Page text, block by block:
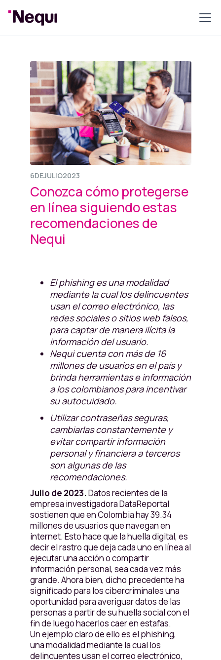
6DEJULIO2023
Conozca cómo protegerse
en línea siguiendo estas
recomendaciones de
Nequi
El phishing es una modalidad
mediante la cual los delincuentes
usan el correo electrónico, las
redes sociales o sitios web falsos,
para captar de manera ilícita la
información del usuario.
Nequi cuenta con más de 16
millones de usuarios en el país y
brinda herramientas e información
a los colombianos para incentivar
su autocuidado.
Utilizar contraseñas seguras,
cambiarlas constantemente y
evitar compartir información
personal y financiera a terceros
son algunas de las
recomendaciones.
Julio de 2023.Datos recientes de la
empresa investigadora DataReportal
sostienen que en Colombia hay 39.34
millones de usuarios que navegan en
internet. Esto hace que la huella digital, es
decir el rastro que deja cada uno en línea al
ejecutar una acción o compartir
información personal, sea cada vez más
grande. Ahora bien, dicho precedente ha
significado para los cibercriminales una
oportunidad para averiguar datos de las
personas a partir de su huella social con el
fin de luego hacerlos caer en estafas.
Un ejemplo claro de ello es el phishing,
una modalidad mediante la cual los
delincuentes usan el correo electrónico,